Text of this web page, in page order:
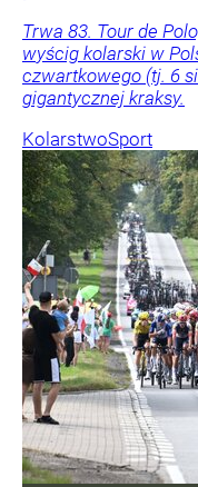
Trwa 83. Tour de
wyścig kolarski w
czwartkowego (tj. 6
gigantycznej kraksy.
KolarstwoSport